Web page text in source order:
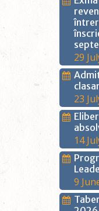
29
23
14
9